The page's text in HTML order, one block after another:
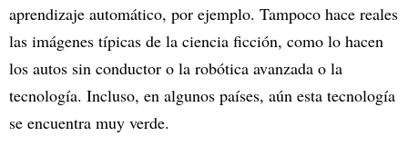
aprendizaje automático, por ejemplo. Tampoco hace reales
las imágenes típicas de la ciencia ficción, como lo hacen
los autos sin conductor o la robótica avanzada o la
tecnología. Incluso, en algunos países, aún esta tecnología
se encuentra muy verde.